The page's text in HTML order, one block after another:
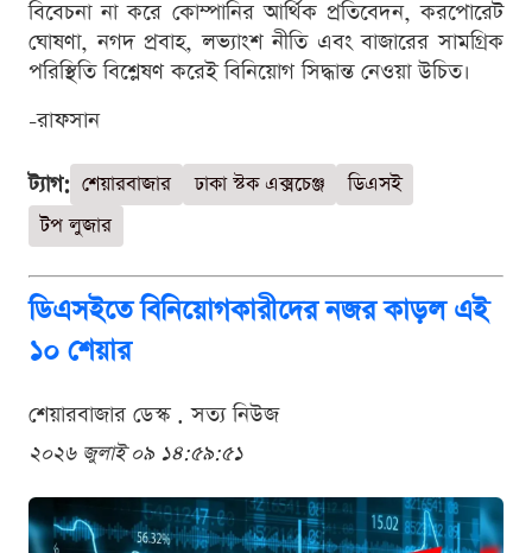
বিবেচনা না করে কোম্পানির আর্থিক প্রতিবেদন, করপোরেট
ঘোষণা, নগদ প্রবাহ, লভ্যাংশ নীতি এবং বাজারের সামগ্রিক
পরিস্থিতি বিশ্লেষণ করেই বিনিয়োগ সিদ্ধান্ত নেওয়া উচিত।
-রাফসান
ট্যাগ: শেয়ারবাজার ঢাকা স্টক এক্সচেঞ্জ
ডিএসই
টপ লুজার
ডিএসইতে বিনিয়োগকারীদের নজর কাড়ল এই
১০ শেয়ার
শেয়ারবাজার ডেস্ক . সত্য নিউজ
২০২৬ জুলাই ০৯ ১৪:৫৯:৫১